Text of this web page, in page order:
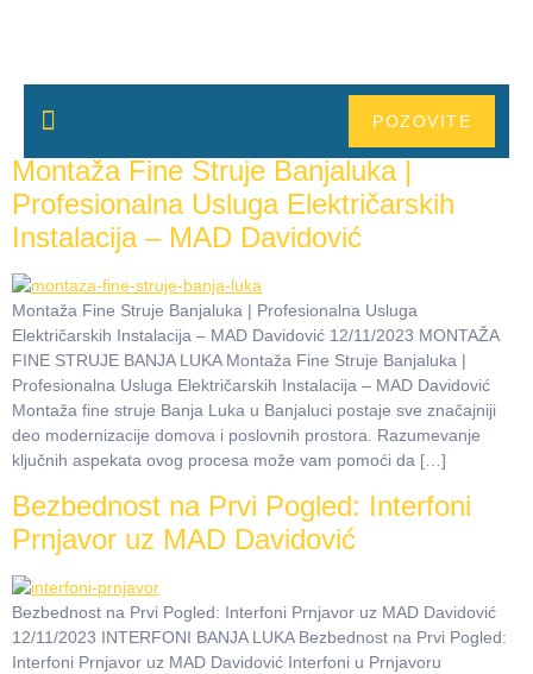
POZOVITE
Oznaka:
Montaža Fine Struje Banjaluka |
Profesionalna Usluga Električarskih
Instalacija – MAD Davidović
Montaža Fine Struje Banjaluka | Profesionalna Usluga
Električarskih Instalacija – MAD Davidović 12/11/2023 MONTAŽA
FINE STRUJE BANJA LUKA Montaža Fine Struje Banjaluka |
Profesionalna Usluga Električarskih Instalacija – MAD Davidović
Montaža fine struje Banja Luka u Banjaluci postaje sve značajniji
deo modernizacije domova i poslovnih prostora. Razumevanje
ključnih aspekata ovog procesa može vam pomoći da […]
Bezbednost na Prvi Pogled: Interfoni
Prnjavor uz MAD Davidović
Bezbednost na Prvi Pogled: Interfoni Prnjavor uz MAD Davidović
12/11/2023 INTERFONI BANJA LUKA Bezbednost na Prvi Pogled:
Interfoni Prnjavor uz MAD Davidović Interfoni u Prnjavoru